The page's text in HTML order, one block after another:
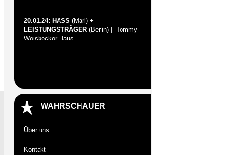
20.01.24: HASS (Marl) +
LEISTUNGSTRÄGER (Berlin) | Tommy-
Weisbecker-Haus
WAHRSCHAUER
Über uns
Kontakt